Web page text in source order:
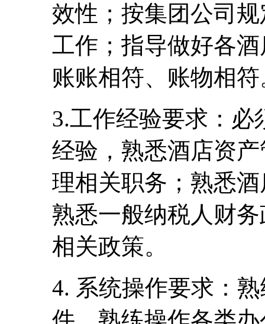
效性；按集团公司
工作；指导做好各
账账相符、账物相符
3.工作经验要求：必
经验，熟悉酒店资
理相关职务；熟悉
熟悉一般纳税人财
相关政策。
4. 系统操作要求：